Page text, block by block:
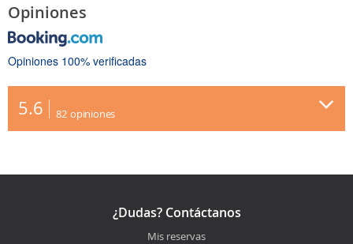
Opiniones
Opiniones 100% verificadas
5.6 82 opiniones
¿Dudas? Contáctanos
Mis reservas